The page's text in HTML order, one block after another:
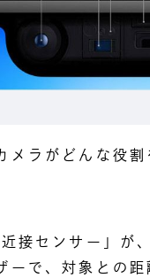
メラがどんな役
接センサー」が
ーで、対象との距